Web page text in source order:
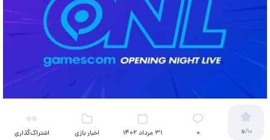
0/10 ۰ 31 مرداد 1402 اخبار بازی اشتراک‌گذاری